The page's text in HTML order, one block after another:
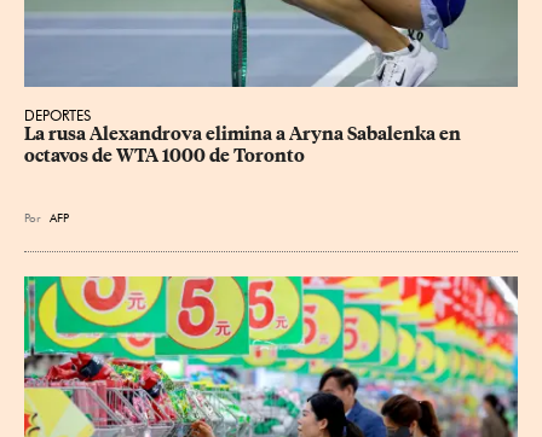
DEPORTES
La rusa Alexandrova elimina a Aryna Sabalenka en
octavos de WTA 1000 de Toronto
Por AFP